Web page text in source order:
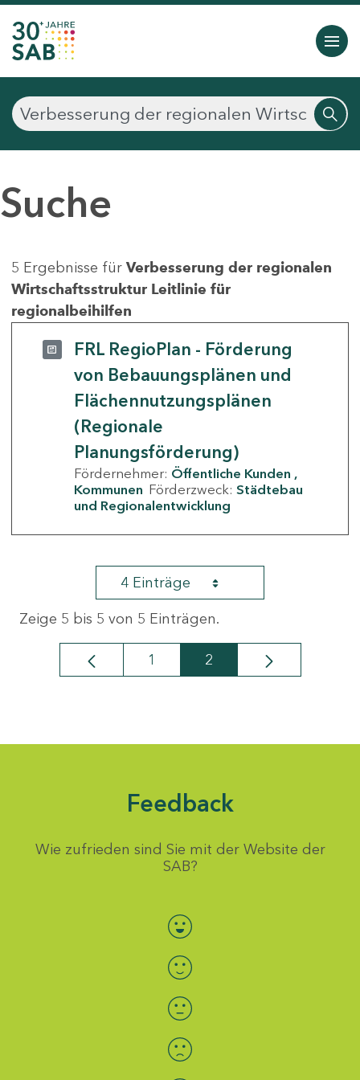
Suche
5 Ergebnisse für Verbesserung der regionalen
Wirtschaftsstruktur Leitlinie für
regionalbeihilfen
FRL RegioPlan - Förderung
von Bebauungsplänen und
Flächennutzungsplänen
(Regionale
Planungsförderung)
Fördernehmer: Öffentliche Kunden
Kommunen Förderzweck: Städtebau
und Regionalentwicklung
4 Einträge
Zeige 5 bis 5 von 5 Einträgen.
Seite
1 Seite
2
Feedback
Wie zufrieden sind Sie mit der Website der
SAB?
Bewertung auswählen